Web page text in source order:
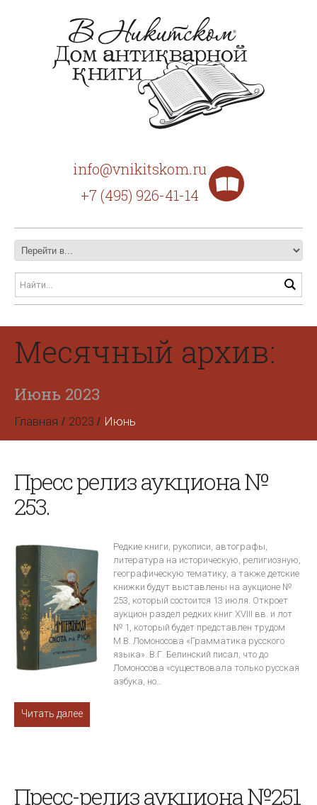
info@vnikitskom.ru
+7 (495) 926-41-14
Месячный архив:
Июнь 2023
Главная 2023 Июнь
Пресс релиз аукциона №
253.
Редкие книги, рукописи, автографы,
литература на историческую, религиозную,
географическую тематику, а также детские
книжки будут выставлены на аукционе №
253, который состоится 13 июля. Откроет
аукцион раздел редких книг XVIII вв. и лот
№ 1, который будет представлен трудом
М.В. Ломоносова «Грамматика русского
языка». В.Г. Белинский писал, что до
Ломоносова «существовала только русская
азбука, но…
Читать далее
Пресс-релиз аукциона №251